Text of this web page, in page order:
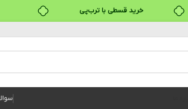
خرید قسطی با ترب‌پی
بدون ضامن، بدون سود
خرید قسطی با ترب‌پی